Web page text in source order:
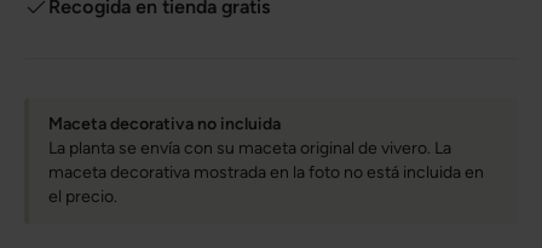
Recogida en tienda gratis
Maceta decorativa no incluida
La planta se envía con su maceta original de vivero. La
maceta decorativa mostrada en la foto no está incluida en
el precio.